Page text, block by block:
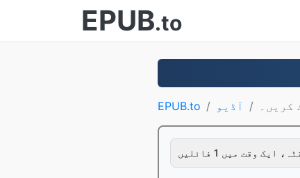
EPUB.to
EPUB.to آڈیو کریں۔